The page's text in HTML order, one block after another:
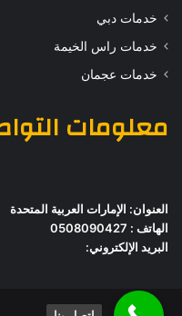
خدمات دبي
خدمات راس الخيمة
خدمات عجمان
معلومات
العنوان: الإمارات العربية المتحدة
الهاتف : 0508090427
البريد الإلكتروني: